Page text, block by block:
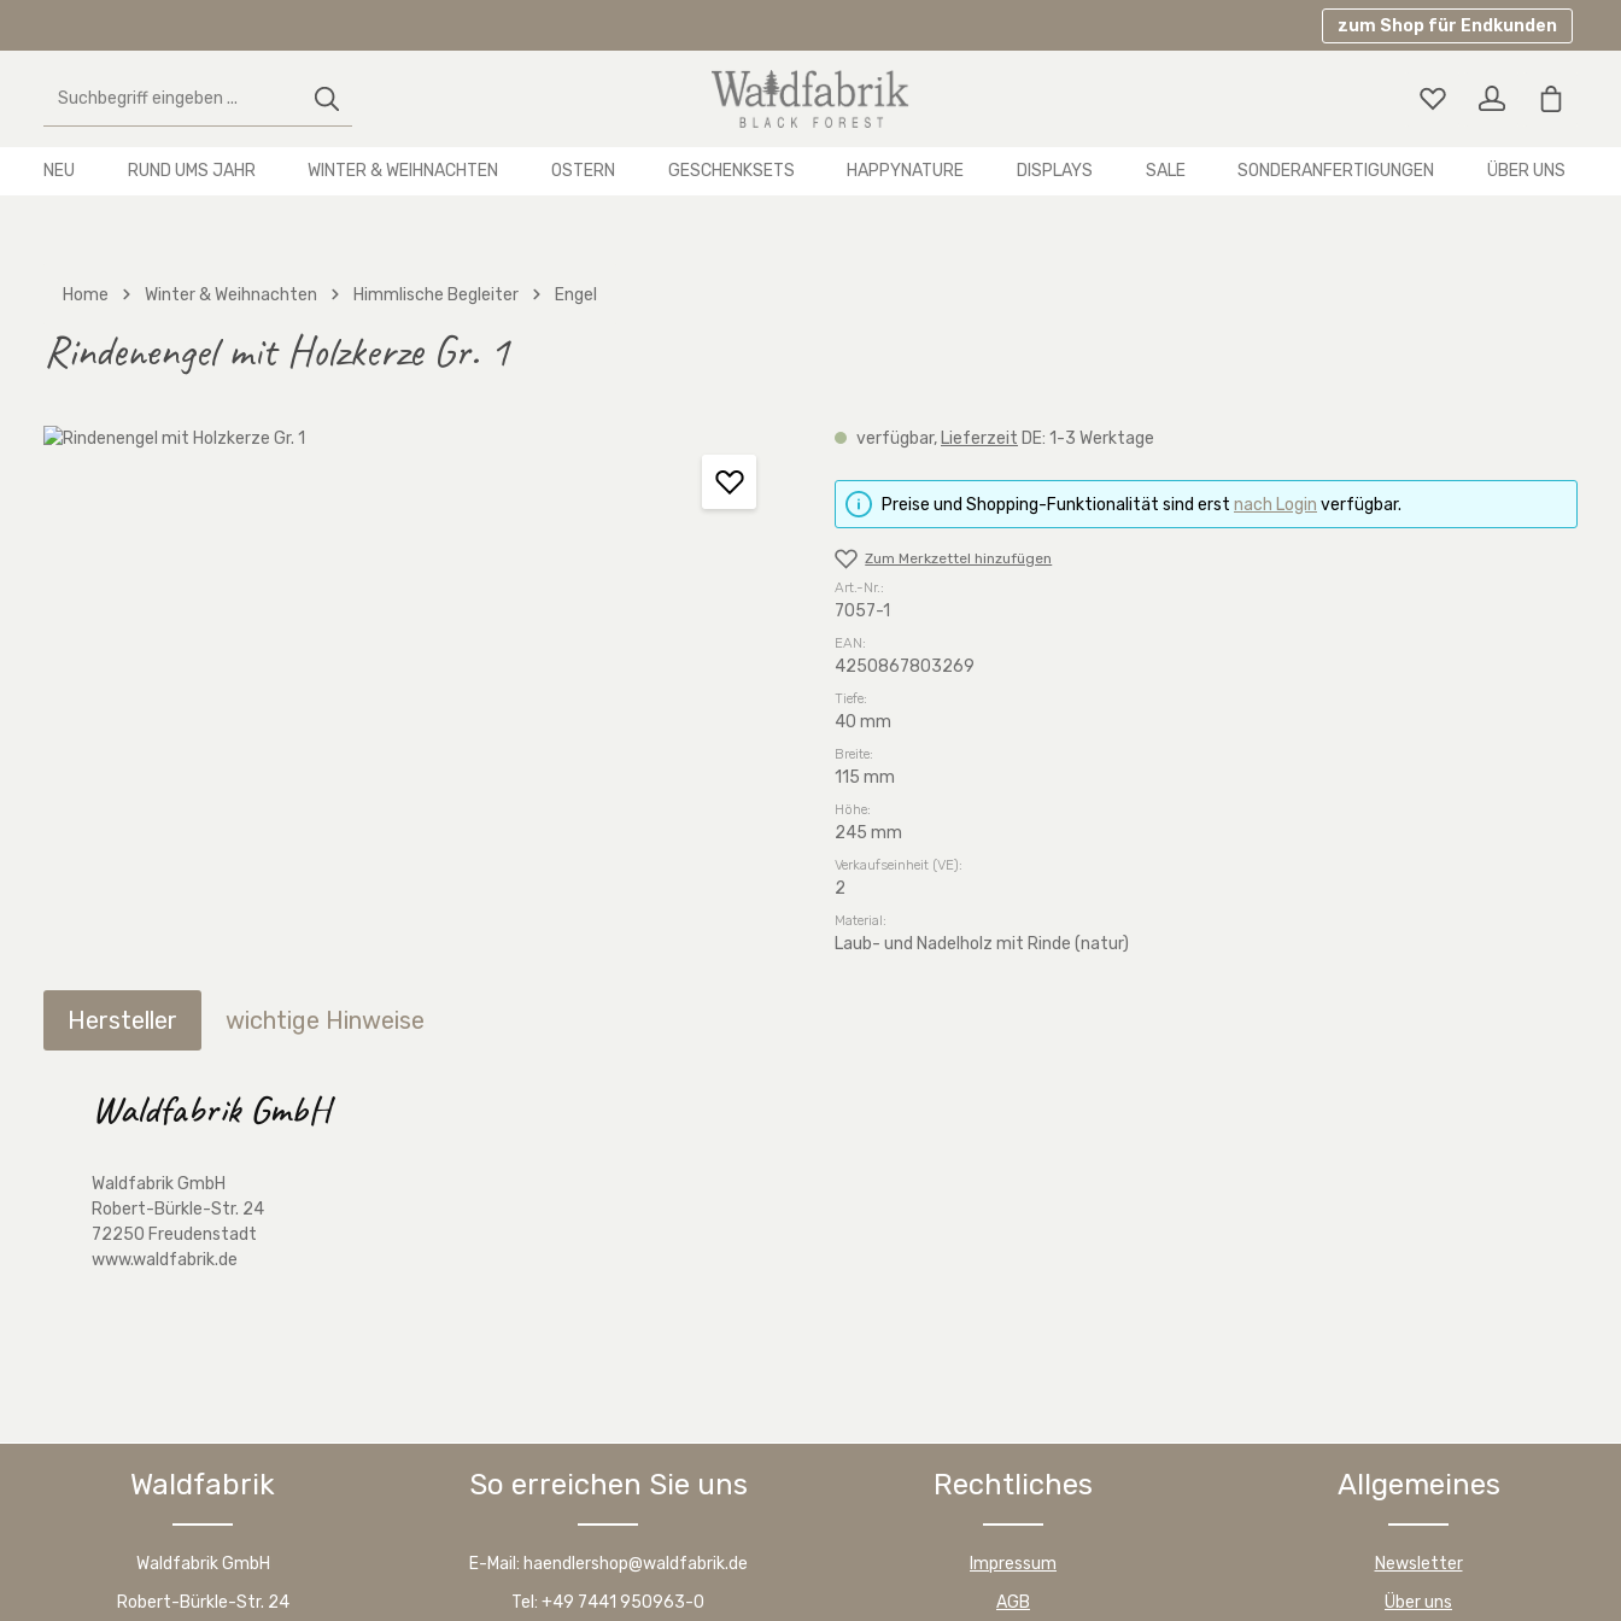
zum Shop für Endkunden
NEU RUND UMS JAHR WINTER & WEIHNACHTEN OSTERN GESCHENKSETS HAPPYNATURE DISPLAYS SALE SONDERANFERTIGUNGEN ÜBER UNS
Home Winter & Weihnachten Himmlische Begleiter Engel
Rindenengel mit Holzkerze Gr. 1
Bildergalerie überspringen verfügbar, Lieferzeit DE: 1-3 Werktage
Preise und Shopping-Funktionalität sind erst nach Login verfügbar.
Zum Merkzettel hinzufügen
Art.-Nr.:
7057-1
EAN:
4250867803269
Tiefe:
40 mm
Breite:
115 mm
Höhe:
245 mm
Verkaufseinheit (VE):
2
Material:
Laub- und Nadelholz mit Rinde (natur)
Hersteller wichtige Hinweise
Waldfabrik GmbH
Waldfabrik GmbH
Robert-Bürkle-Str. 24
72250 Freudenstadt
www.waldfabrik.de
Waldfabrik
Waldfabrik GmbH
Robert-Bürkle-Str. 24
So erreichen Sie uns
E-Mail: haendlershop@waldfabrik.de
Tel: +49 7441 950963-0
Rechtliches
Impressum
AGB
Allgemeines
Newsletter
Über uns